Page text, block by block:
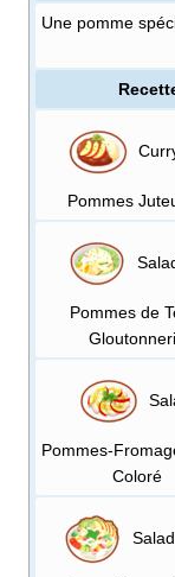
Une pomme
Pommes
Pommes de
Pommes-
Coloré